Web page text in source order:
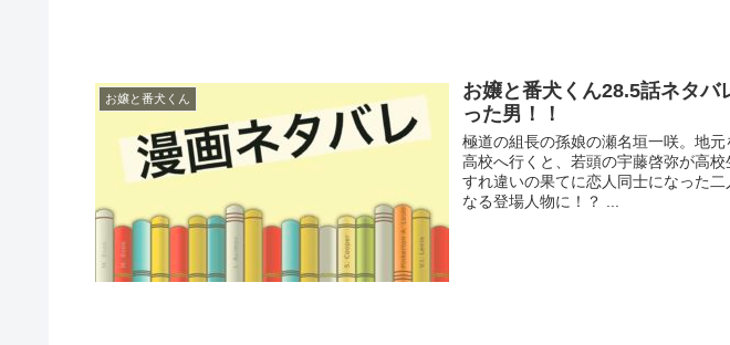
お嬢と番犬くん
お嬢と番犬くん28.5話ネタバ
った男！！
極道の組長の孫娘の瀬名垣一咲。地
高校へ行くと、若頭の宇藤啓弥が高校
すれ違いの果てに恋人同士になった
なる登場人物に！？ ...